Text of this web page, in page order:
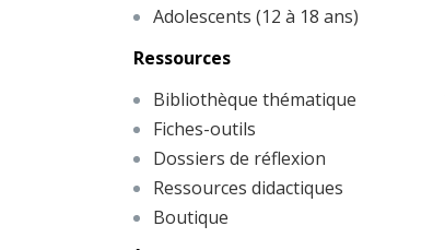
Adolescents (12 à 18 ans)
Ressources
Bibliothèque thématique
Fiches-outils
Dossiers de réflexion
Ressources didactiques
Boutique